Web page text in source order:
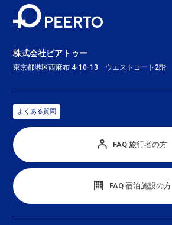
株式会社ピアトゥー
東京都港区西麻布 4-10-13 ウエストコート2階
よくある質問
FAQ 旅行者の方
FAQ 宿泊施設の方